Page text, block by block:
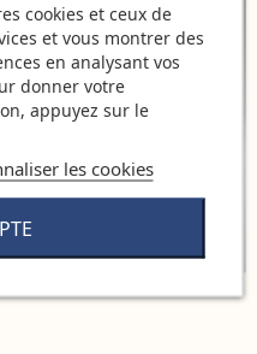
cookies et ceux de
et vous montrer des
en analysant vos
donner votre
appuyez sur le
les cookies